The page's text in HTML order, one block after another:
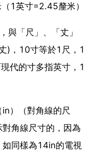
1英寸=2.45釐米）
與「尺」、「丈」
)，10寸等於1尺，1
代的寸多指英寸，1
）（對角線的尺
角線尺寸的，因為
同樣為14in的電視